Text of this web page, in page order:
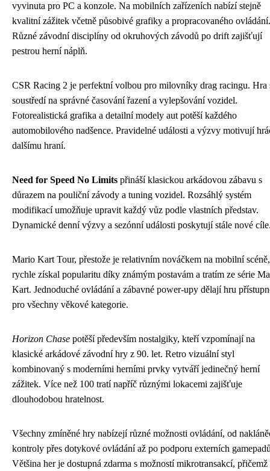
vyvinuta pro PC a konzole. Na mobilních zařízeních nabízí stejně
kvalitní zážitek včetně působivé grafiky a propracovaného ovládání.
Různé závodní disciplíny od okruhových závodů po drift zajišťují
pestrou herní náplň.
CSR Racing 2 je perfektní volbou pro milovníky drag racingu. Hra
soustředí na správné časování řazení a vylepšování vozidel.
Fotorealistická grafika a detailní modely aut potěší každého
automobilového nadšence. Pravidelné události a výzvy motivují
dalšímu hraní.
Need for Speed No Limits přináší klasickou arkádovou zábavu s
důrazem na pouliční závody a tuning vozidel. Rozsáhlý systém
modifikací umožňuje upravit každý vůz podle vlastních představ.
Dynamické denní výzvy a sezónní události poskytují stále nové
Mario Kart Tour, přestože je relativním nováčkem na mobilní
rychle získal popularitu díky známým postavám a tratím ze série
Kart. Jednoduché ovládání a zábavné power-upy dělají hru
pro všechny věkové kategorie.
Horizon Chase potěší především nostalgiky, kteří vzpomínají na
klasické arkádové závodní hry z 90. let. Retro vizuální styl
kombinovaný s moderními herními prvky vytváří jedinečný herní
zážitek. Více než 100 tratí napříč různými lokacemi zajišťuje
dlouhodobou hratelnost.
Všechny zmíněné hry nabízejí různé možnosti ovládání, od
kontroly přes dotykové ovládání až po podporu externích
Většina her je dostupná zdarma s možností mikrotransakcí, přičemž